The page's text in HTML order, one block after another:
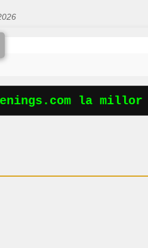
la millor